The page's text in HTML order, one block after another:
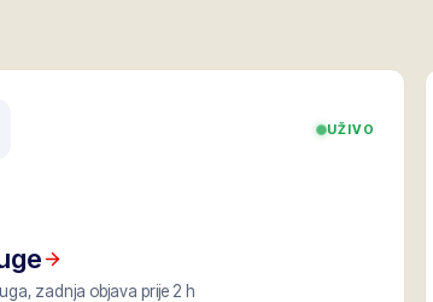
UŽIVO
zadnja objava prije 2 h